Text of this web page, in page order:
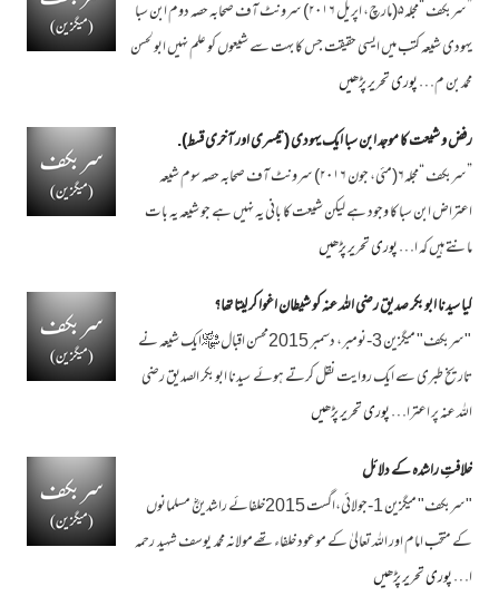
”سربکف “مجلہ۵(مارچ، اپریل ۲۰۱۶) سرونٹ آف صحابہ حصہ دوم ابن سبا
یہودی شیعہ کتب میں ایسی حقیقت جس کا بہت سے شیعوں کو علم نہیں ابولحسن
محمد بن م…پوری تحریر پڑھیں
رفض و شیعت کا موجد ابن سبا ایک یہودی (تیسری اور آخری قسط).
”سربکف “مجلہ۶(مئی، جون ۲۰۱۶) سرونٹ آف صحابہ حصہ سوم شیعہ
اعتراض ابن سبا کا وجود ہے لیکن شیعت کا بانی یہ نہیں ہے جو شیعہ یہ بات
مانتے ہیں کہ ا…پوری تحریر پڑھیں
کیا سیدنا ابو بکر صدیق رضی اللہ عنہ کو شیطان اغوا کر لیتا تھا؟
"سربکف" میگزین 3-نومبر، دسمبر 2015محسن اقبال ﷾ایک شیعہ نے
تاریخ طبری سے ایک روایت نقل کرتے ہوئے سیدنا ابو بکر الصدیق رضی
اللہ عنہ پر اعترا…پوری تحریر پڑھیں
خلافتِ راشدہ کے دلائل
"سربکف" میگزین 1-جولائی،اگست 2015خلفائے راشدینؓ مسلمانوں
کے متخب امام اور اللہ تعالیٰ کے موعود خلفاء تھےمولانہ محمد یوسف شہید رحمہ
ا…پوری تحریر پڑھیں